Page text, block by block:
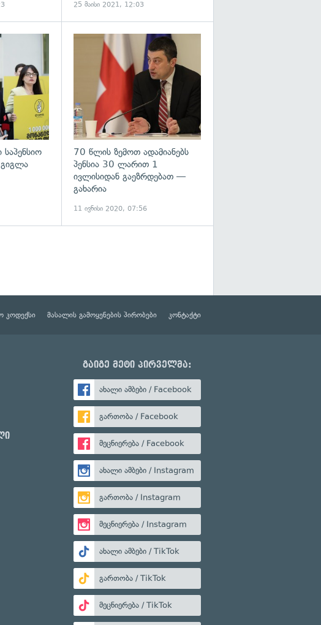
25 მაისი 2021, 12:03
70 წლის ზემოთ ადამიანებს
პენსია 30 ლარით 1
ივლისიდან გაეზრდებათ —
გახარია
11 ივნისი 2020, 07:56
კოდექსი მასალის გამოყენების პირობები კონტაქტი
გაიგე მეტი პირველმა:
ახალი ამბები / Facebook
გართობა / Facebook
მეცნიერება / Facebook
ახალი ამბები / Instagram
გართობა / Instagram
მეცნიერება / Instagram
ახალი ამბები / TikTok
გართობა / TikTok
მეცნიერება / TikTok